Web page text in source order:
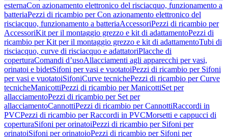
esternaCon azionamento elettronico del risciacquo, funzionamento a
batteriaPezzi di ricambio per Con azionamento elettronico del
risciacquo, funzionamento a batteriaAccessoriPezzi di ricambio per
AccessoriKit per il montaggio grezzo e kit di adattamentoPezzi di
ricambio per Kit per il montaggio grezzo e kit di adattamentoTubi di
risciacquo, curve di risciacquo e adattatoriPlacche di
coperturaComandi d’usoAllacciamenti agli apparecchi per vasi,
orinatoi e bidetSifoni per vasi e vuotatoiPezzi di ricambio per Sifoni
per vasi e vuotatoiSifoniCurve tecnichePezzi di ricambio per Curve
tecnicheManicottiPezzi di ricambio per ManicottiSet per
allacciamentoPezzi di ricambio per Set per
allacciamentoCannottiPezzi di ricambio per CannottiRaccordi in
PVCPezzi di ricambio per Raccordi in PVCMorsetti e cappucci di
coperturaSifoni per orinatoiPezzi di ricambio per Sifoni per
orinatoiSifoni per orinatoioPezzi di ricambio per Sifoni per